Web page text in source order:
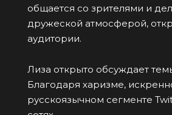
общается со зрителями и
дружеской атмосферой,
аудитории.
Лиза открыто обсуждает
Благодаря харизме,
русскоязычном сегменте